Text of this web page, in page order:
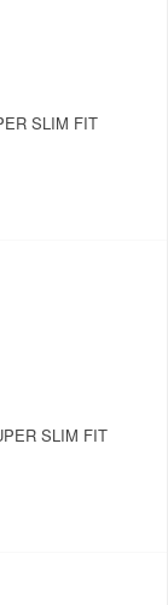
SLIM FIT
SLIM FIT